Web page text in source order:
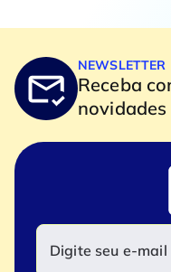
NEWSLETTER
Receba